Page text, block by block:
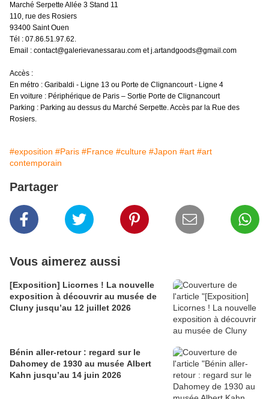
Marché Serpette Allée 3 Stand 11
110, rue des Rosiers
93400 Saint Ouen
Tél : 07.86.51.97.62.
Email : contact@galerievanessarau.com et j.artandgoods@gmail.com
Accès :
En métro : Garibaldi - Ligne 13 ou Porte de Clignancourt - Ligne 4
En voiture : Périphérique de Paris – Sortie Porte de Clignancourt
Parking : Parking au dessus du Marché Serpette. Accès par la Rue des
Rosiers.
#exposition #Paris #France #culture #Japon #art #art
contemporain
Partager
Vous aimerez aussi
[Exposition] Licornes ! La nouvelle
exposition à découvrir au musée de
Cluny jusqu’au 12 juillet 2026
Bénin aller-retour : regard sur le
Dahomey de 1930 au musée Albert
Kahn jusqu’au 14 juin 2026